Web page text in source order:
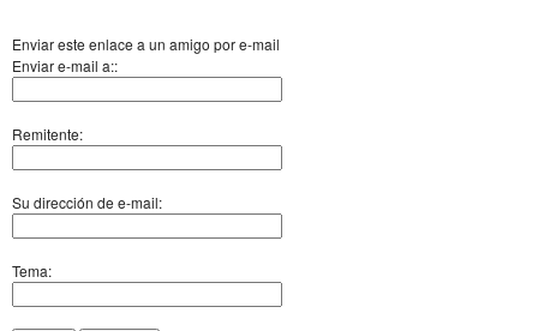
Enviar este enlace a un amigo por e-mail
Enviar e-mail a::
Remitente:
Su dirección de e-mail:
Tema: